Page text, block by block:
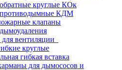
круглые КОк
КДМ
клапаны
вентиляции
круглые
гибкая вставка
для дымососов и